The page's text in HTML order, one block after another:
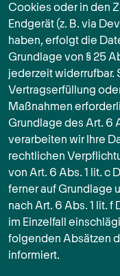
Cookies oder in den
Endgerät (z. B. via
haben, erfolgt die
Grundlage von § 25
jederzeit widerrufbar.
Vertragserfüllung
Maßnahmen
Grundlage des Art. 6
verarbeiten wir Ihre
rechtlichen
von Art. 6 Abs. 1 lit. c
ferner auf Grundlage
nach Art. 6 Abs. 1 lit.
im Einzelfall
folgenden Absätzen
informiert.